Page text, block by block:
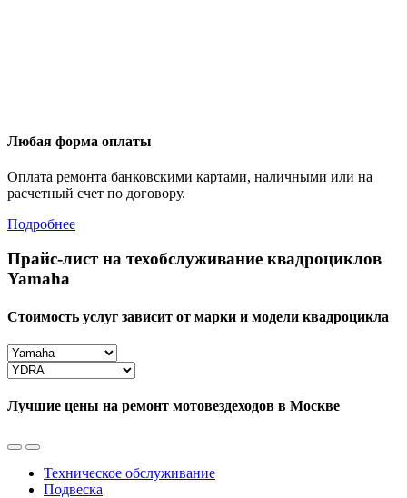
Любая форма оплаты
Оплата ремонта банковскими картами, наличными или на
расчетный счет по договору.
Подробнее
Прайс-лист на техобслуживание квадроциклов
Yamaha
Стоимость услуг зависит от марки и модели квадроцикла
Лучшие цены на ремонт мотовездеходов в Москве
Техническое обслуживание
Подвеска